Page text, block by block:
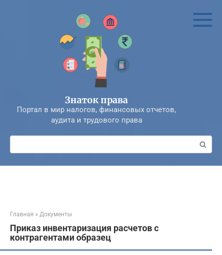
Знаток права
Портал в мир налогов, финансовых отчетов,
аудита и трудового права
Поиск:
Главная » Документы
Приказ инвентаризация расчетов с
контрагентами образец